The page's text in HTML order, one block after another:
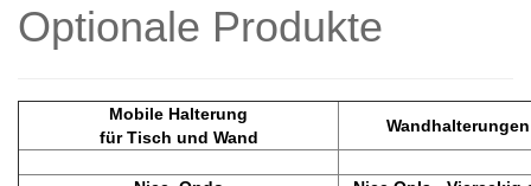
Optionale Produkte
Mobile Halterung
für Tisch und Wand
Wandhalterungen